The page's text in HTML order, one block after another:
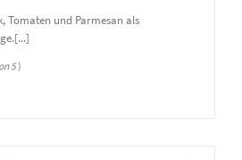
Tomaten und Parmesan als
5)